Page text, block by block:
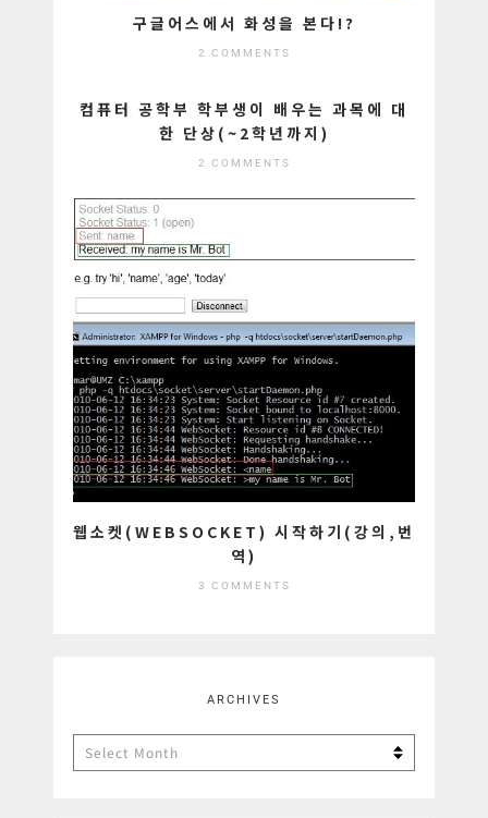
구글어스에서 화성을 본다!?
2 COMMENTS
컴퓨터 공학부 학부생이 배우는 과목에 대
한 단상(~2학년까지)
2 COMMENTS
웹소켓(WEBSOCKET) 시작하기(강의,번
역)
3 COMMENTS
ARCHIVES
Archives